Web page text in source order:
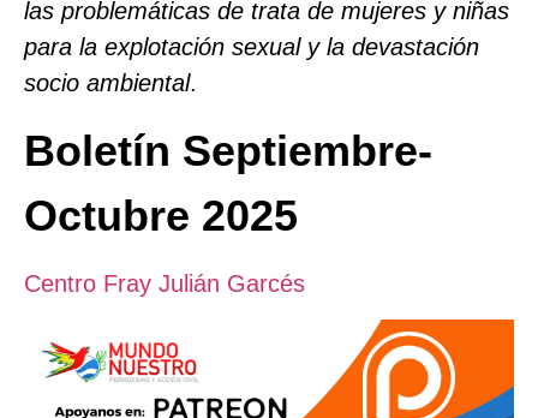
las problemáticas de trata de mujeres y niñas
para la explotación sexual y la devastación
socio ambiental.
Boletín Septiembre-
Octubre 2025
Centro Fray Julián Garcés